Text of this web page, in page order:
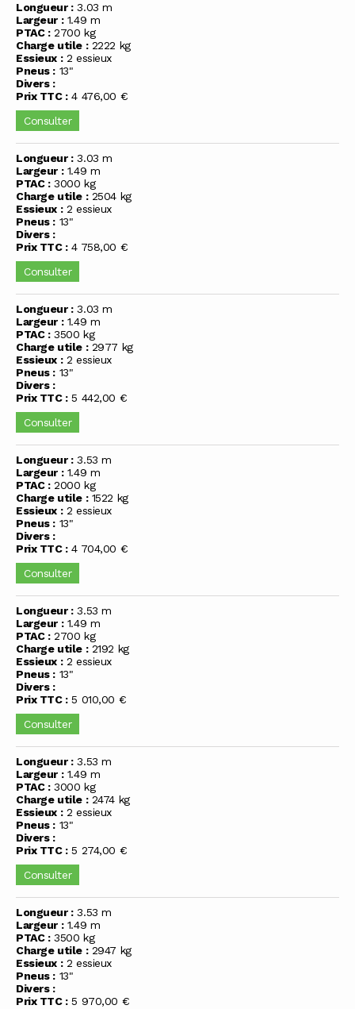
Longueur :3.03 m
Largeur :1.49 m
PTAC :2700 kg
Charge utile :2222 kg
Essieux :2 essieux
Pneus : 13"
Divers :
Prix TTC :4 476,00 €
Consulter
Longueur :3.03 m
Largeur :1.49 m
PTAC :3000 kg
Charge utile :2504 kg
Essieux :2 essieux
Pneus : 13"
Divers :
Prix TTC :4 758,00 €
Consulter
Longueur :3.03 m
Largeur :1.49 m
PTAC :3500 kg
Charge utile :2977 kg
Essieux :2 essieux
Pneus : 13"
Divers :
Prix TTC :5 442,00 €
Consulter
Longueur :3.53 m
Largeur :1.49 m
PTAC :2000 kg
Charge utile :1522 kg
Essieux :2 essieux
Pneus : 13"
Divers :
Prix TTC :4 704,00 €
Consulter
Longueur :3.53 m
Largeur :1.49 m
PTAC :2700 kg
Charge utile :2192 kg
Essieux :2 essieux
Pneus : 13"
Divers :
Prix TTC :5 010,00 €
Consulter
Longueur :3.53 m
Largeur :1.49 m
PTAC :3000 kg
Charge utile :2474 kg
Essieux :2 essieux
Pneus : 13"
Divers :
Prix TTC :5 274,00 €
Consulter
Longueur :3.53 m
Largeur :1.49 m
PTAC :3500 kg
Charge utile :2947 kg
Essieux :2 essieux
Pneus : 13"
Divers :
Prix TTC :5 970,00 €